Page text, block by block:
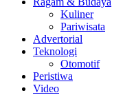
Kuliner
Pariwisata
Advertorial
Teknologi
Otomotif
Peristiwa
Video